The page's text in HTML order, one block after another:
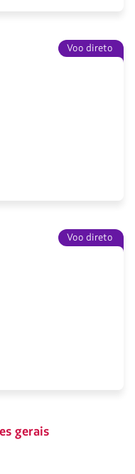
Voo direto
Voo direto
gerais